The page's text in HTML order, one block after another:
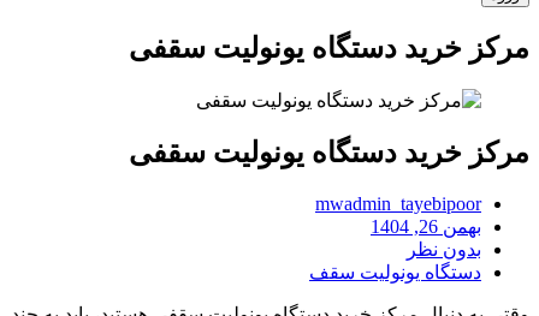
مرکز خرید دستگاه یونولیت سقفی
مرکز خرید دستگاه یونولیت سقفی
mwadmin_tayebipoor
بهمن 26, 1404
بدون نظر
دستگاه یونولیت سقف